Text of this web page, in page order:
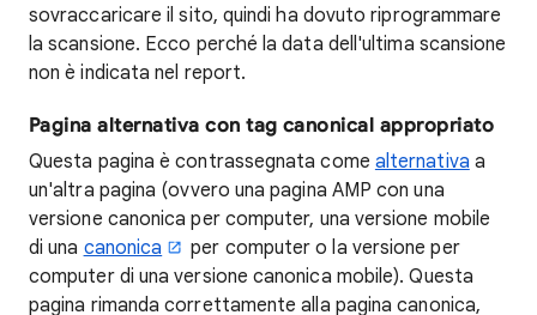
sovraccaricare il sito, quindi ha dovuto riprogrammare
la scansione. Ecco perché la data dell'ultima scansione
non è indicata nel report.
Pagina alternativa con tag canonical appropriato
Questa pagina è contrassegnata come alternativa a
un'altra pagina (ovvero una pagina AMP con una
versione canonica per computer, una versione mobile
di una canonica
per computer o la versione per
computer di una versione canonica mobile). Questa
pagina rimanda correttamente alla pagina canonica,